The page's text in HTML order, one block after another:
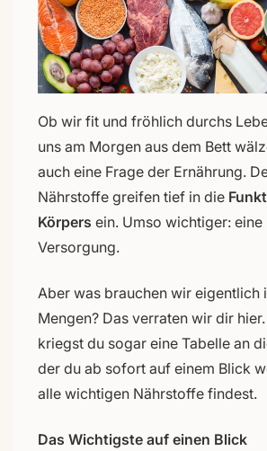
Ob wir fit und fröhlich durchs
uns am Morgen aus dem Bett
auch eine Frage der Ernährung.
Nährstoffe greifen tief in die
Körpers ein. Umso wichtiger:
Versorgung.
Aber was brauchen wir eigentlich
Mengen? Das verraten wir dir
kriegst du sogar eine Tabelle an
der du ab sofort auf einem Blick
alle wichtigen Nährstoffe findest.
Das Wichtigste auf einen Blick